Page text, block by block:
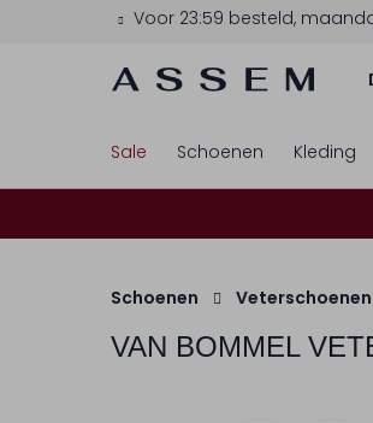
Voor 23:59 besteld,
Sale Schoenen Kleding
Schoenen Veterschoenen
VAN BOMMEL